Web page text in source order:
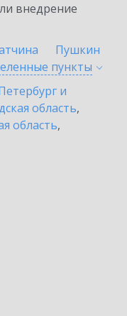
внедрение
Пушкин
пункты
и
область,
область,